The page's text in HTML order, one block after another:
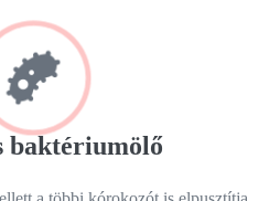
baktériumölő